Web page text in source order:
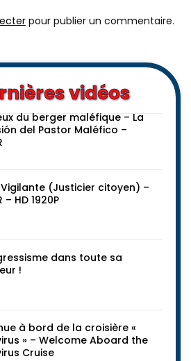
pour publier un commentaire.
vidéos
du berger maléfique – La
del Pastor Maléfico –
Vigilante (Justicier citoyen) –
– HD 1920P
dans toute sa
!
à bord de la croisière «
» – Welcome Aboard the
Cruise